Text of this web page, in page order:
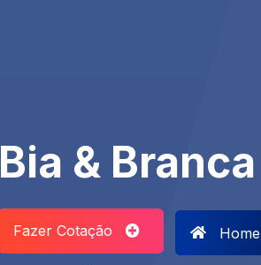
Bia & Branca
Fazer Cotação Home